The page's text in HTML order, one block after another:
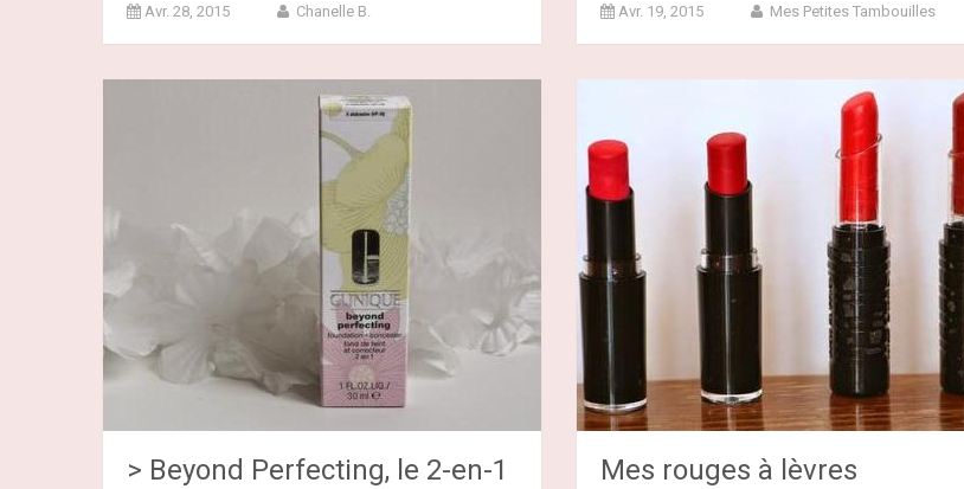
Avr. 28, 2015 Chanelle B. Avr. 19, 2015 Mes Petites Tambouilles
> Beyond Perfecting, le 2-en-1
Mes rouges à lèvres